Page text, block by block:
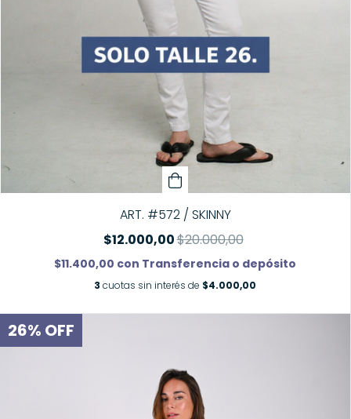
ART. #572 / SKINNY
$12.000,00$20.000,00
$11.400,00 con Transferencia o depósito
3 cuotas sin interés de $4.000,00
26% OFF